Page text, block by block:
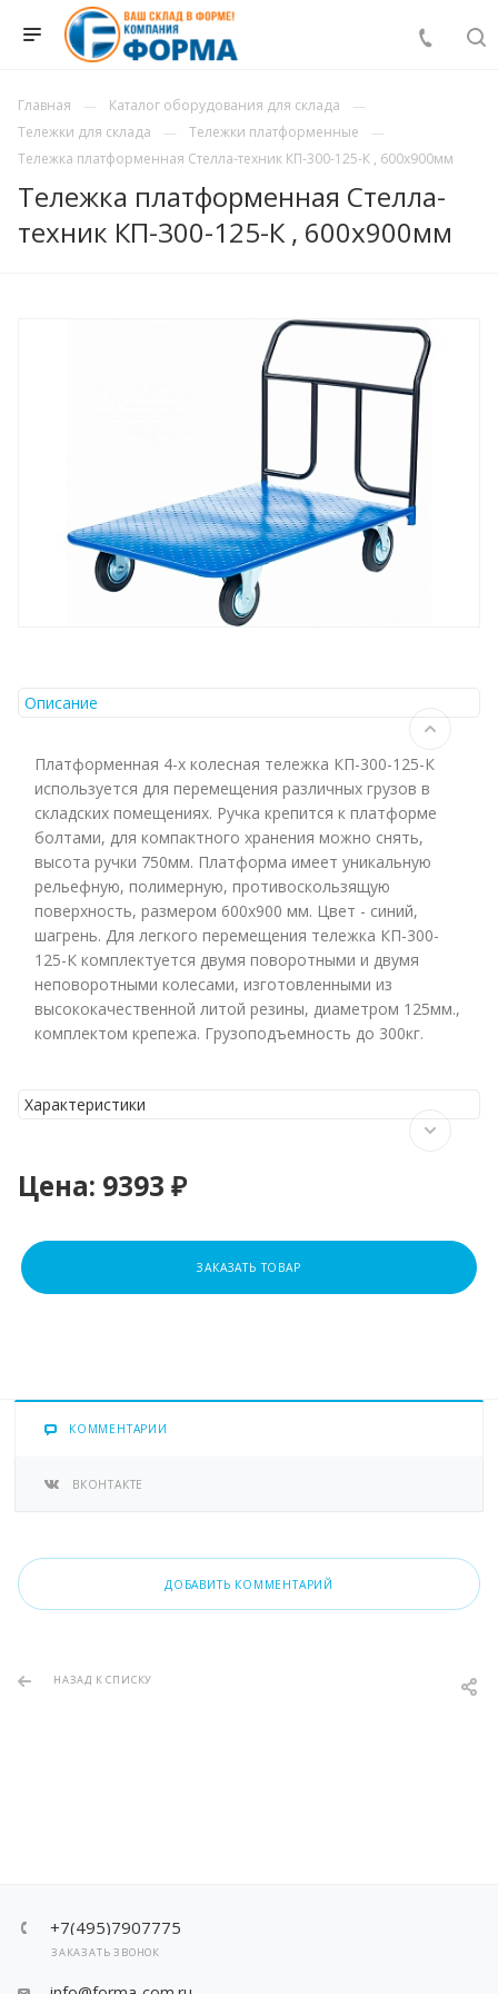
Главная
Каталог оборудования для склада
Тележки для склада
Тележки платформенные
Тележка платформенная Стелла-техник КП-300-125-К , 600х900мм
Тележка платформенная Стелла-
техник КП-300-125-К , 600х900мм
Описание
Платформенная 4-х колесная тележка КП-300-125-К
используется для перемещения различных грузов в
складских помещениях. Ручка крепится к платформе
болтами, для компактного хранения можно снять,
высота ручки 750мм. Платформа имеет уникальную
рельефную, полимерную, противоскользящую
поверхность, размером 600х900 мм. Цвет - синий,
шагрень. Для легкого перемещения тележка КП-300-
125-К комплектуется двумя поворотными и двумя
неповоротными колесами, изготовленными из
высококачественной литой резины, диаметром 125мм.,
комплектом крепежа. Грузоподъемность до 300кг.
Характеристики
Цена: 9393 ₽
ЗАКАЗАТЬ ТОВАР
КОММЕНТАРИИ
ВКОНТАКТЕ
ДОБАВИТЬ КОММЕНТАРИЙ
НАЗАД К СПИСКУ
+7(495)7907775
ЗАКАЗАТЬ ЗВОНОК